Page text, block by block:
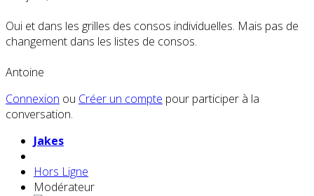
Oui et dans les grilles des consos individuelles. Mais pas de
changement dans les listes de consos.
Antoine
Connexion ou Créer un compte pour participer à la
conversation.
Jakes
Hors Ligne
Modérateur